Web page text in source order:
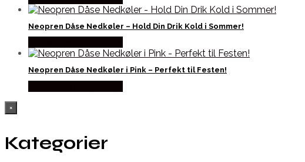
Neopren Dåse Nedkøler – Hold Din Drik Kold i Sommer!
Neopren Dåse Nedkøler i Pink – Perfekt til Festen!
×
Kategorier